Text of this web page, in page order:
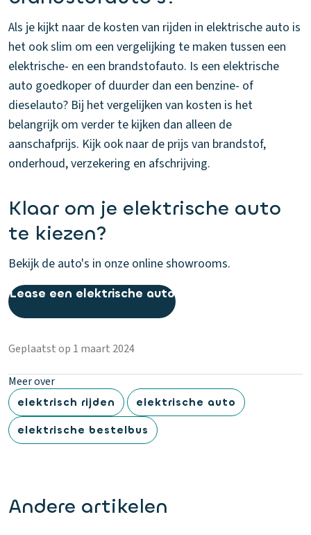
Als je kijkt naar de kosten van rijden in elektrische auto is
het ook slim om een vergelijking te maken tussen een
elektrische- en een brandstofauto. Is een elektrische
auto goedkoper of duurder dan een benzine- of
dieselauto? Bij het vergelijken van kosten is het
belangrijk om verder te kijken dan alleen de
aanschafprijs. Kijk ook naar de prijs van brandstof,
onderhoud, verzekering en afschrijving.
Klaar om je elektrische auto
te kiezen?
Bekijk de auto's in onze online showrooms.
Lease een elektrische auto
Geplaatst op 1 maart 2024
Meer over
elektrisch rijden
elektrische auto
elektrische bestelbus
Andere artikelen